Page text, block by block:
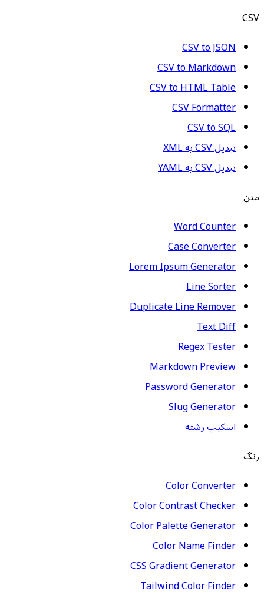
CSV
CSV to JSON
CSV to Markdown
CSV to HTML Table
CSV Formatter
CSV to SQL
تبدیل CSV به XML
تبدیل CSV به YAML
متن
Word Counter
Case Converter
Lorem Ipsum Generator
Line Sorter
Duplicate Line Remover
Text Diff
Regex Tester
Markdown Preview
Password Generator
Slug Generator
اسکیپ رشته
رنگ
Color Converter
Color Contrast Checker
Color Palette Generator
Color Name Finder
CSS Gradient Generator
Tailwind Color Finder